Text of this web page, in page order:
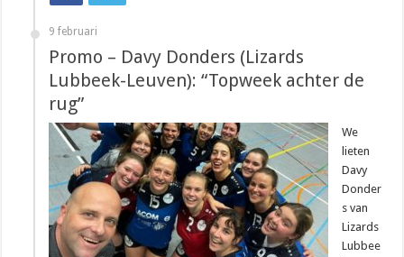
9 februari
Promo – Davy Donders (Lizards
Lubbeek-Leuven): “Topweek achter de
rug”
We
lieten
Davy
Donder
s van
Lizards
Lubbee